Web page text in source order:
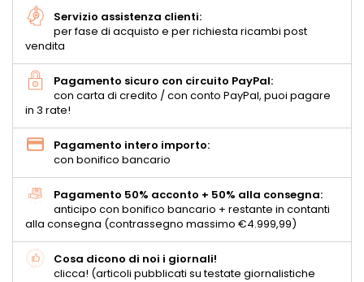
Servizio assistenza clienti:
per fase di acquisto e per richiesta ricambi post
vendita
Pagamento sicuro con circuito PayPal:
con carta di credito / con conto PayPal, puoi pagare
in 3 rate!
Pagamento intero importo:
con bonifico bancario
Pagamento 50% acconto + 50% alla consegna:
anticipo con bonifico bancario + restante in contanti
alla consegna (contrassegno massimo €4.999,99)
Cosa dicono di noi i giornali!
clicca! (articoli pubblicati su testate giornalistiche